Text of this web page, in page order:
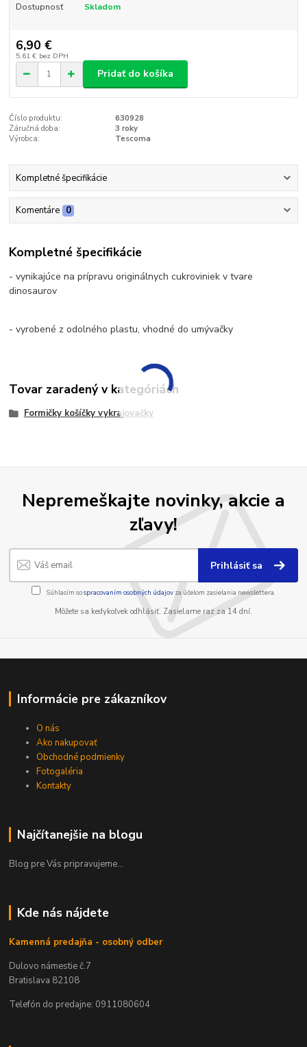
Dostupnosť Skladom
6,90 €
5,61 € bez DPH
Pridať do košíka
Číslo produktu:
630928
Záručná doba:
3 roky
Výrobca:
Tescoma
Kompletné špecifikácie
Komentáre 0
Kompletné špecifikácie
- vynikajúce na prípravu originálnych cukroviniek v tvare
dinosaurov
- vyrobené z odolného plastu, vhodné do umývačky
Tovar zaradený v kategóriách
Formičky košíčky vykrajovačky
Nepremeškajte novinky, akcie a
zľavy!
Prihlásiť sa
Súhlasím sospracovaním osobných údajov za účelom zasielania newslettera.
Môžete sa kedykoľvek odhlásiť. Zasielame raz za 14 dní.
Informácie pre zákazníkov
O nás
Ako nakupovať
Obchodné podmienky
Fotogaléria
Kontakty
Najčítanejšie na blogu
Blog pre Vás pripravujeme...
Kde nás nájdete
Kamenná predajňa - osobný odber
Dulovo námestie č.7
Bratislava 82108
Telefón do predajne: 0911080604